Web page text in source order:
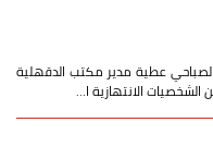
عطية مدير مكتب الدقهلية
الانتهازية ا…